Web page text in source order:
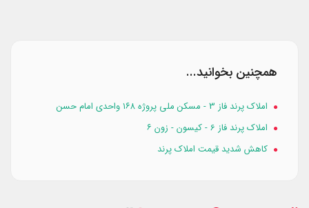
همچنین بخوانید...
املاک پرند فاز 3 - مسکن ملی پروژه ۱۶۸ واحدی امام حسن
املاک پرند فاز 6 - کیسون - زون ۶
کاهش شدید قیمت املاک پرند